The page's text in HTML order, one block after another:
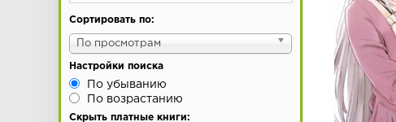
Сортировать по:
По просмотрам
Настройки поиска
По убыванию
По возрастанию
Скрыть платные книги: